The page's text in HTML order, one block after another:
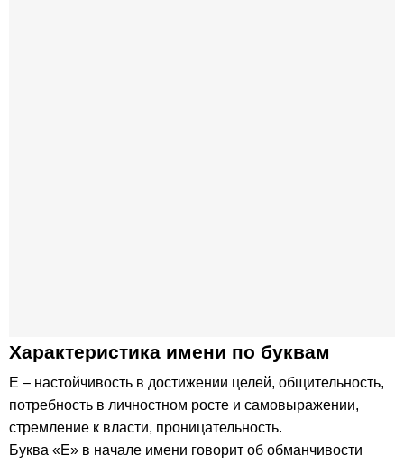
Характеристика имени по буквам
Е – настойчивость в достижении целей, общительность,
потребность в личностном росте и самовыражении,
стремление к власти, проницательность.
Буква «Е» в начале имени говорит об обманчивости